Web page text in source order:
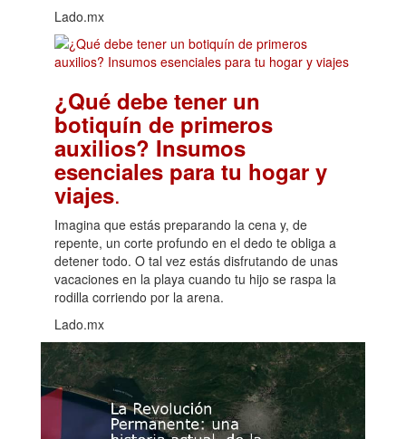
Lado.mx
¿Qué debe tener un
botiquín de primeros
auxilios? Insumos
esenciales para tu hogar y
viajes.
Imagina que estás preparando la cena y, de
repente, un corte profundo en el dedo te obliga a
detener todo. O tal vez estás disfrutando de unas
vacaciones en la playa cuando tu hijo se raspa la
rodilla corriendo por la arena.
Lado.mx